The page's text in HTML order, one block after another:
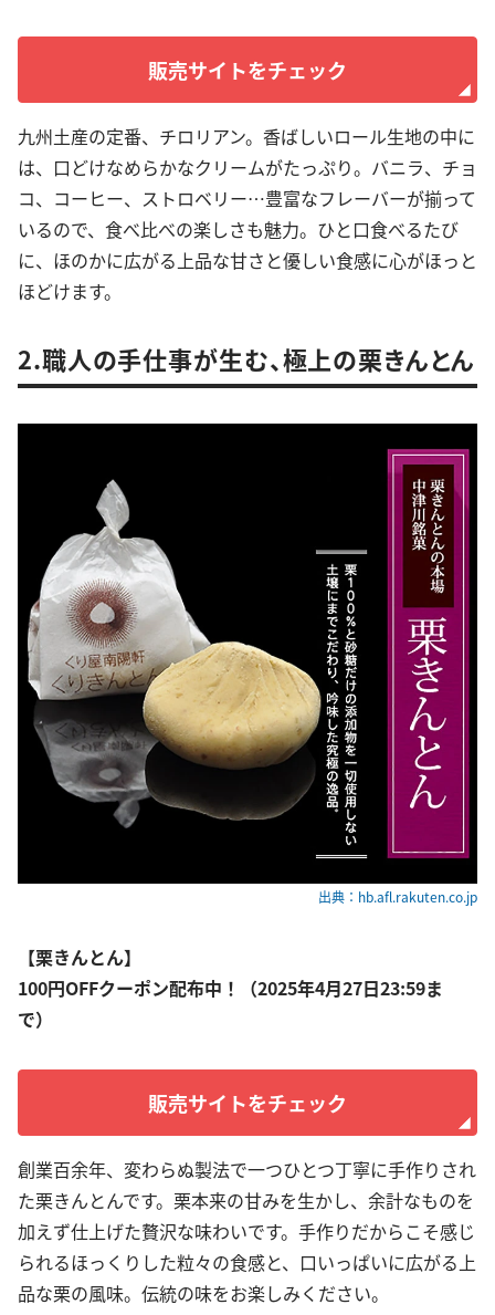
販売サイトをチェック
九州土産の定番、チロリアン。香ばしいロール生地の中に
は、口どけなめらかなクリームがたっぷり。バニラ、チョ
コ、コーヒー、ストロベリー…豊富なフレーバーが揃って
いるので、食べ比べの楽しさも魅力。ひと口食べるたび
に、ほのかに広がる上品な甘さと優しい食感に心がほっと
ほどけます。
2.職人の手仕事が生む、極上の栗きんとん
出典：hb.afl.rakuten.co.jp
【栗きんとん】
100円OFFクーポン配布中！（2025年4月27日23:59ま
で）
販売サイトをチェック
創業百余年、変わらぬ製法で一つひとつ丁寧に手作りされ
た栗きんとんです。栗本来の甘みを生かし、余計なものを
加えず仕上げた贅沢な味わいです。手作りだからこそ感じ
られるほっくりした粒々の食感と、口いっぱいに広がる上
品な栗の風味。伝統の味をお楽しみください。